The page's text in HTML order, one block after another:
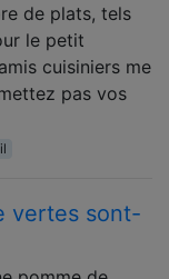
de plats, tels
le petit
cuisiniers me
pas vos
vertes sont-